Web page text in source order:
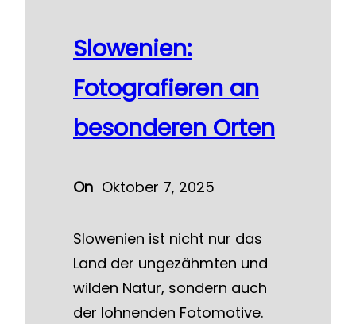
Slowenien:
Fotografieren an
besonderen Orten
On Oktober 7, 2025
Slowenien ist nicht nur das
Land der ungezähmten und
wilden Natur, sondern auch
der lohnenden Fotomotive.